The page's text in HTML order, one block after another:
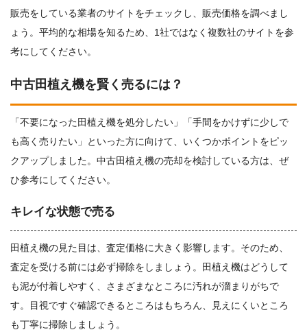
販売をしている業者のサイトをチェックし、販売価格を調べまし
ょう。平均的な相場を知るため、1社ではなく複数社のサイトを参
考にしてください。
中古田植え機を賢く売るには？
「不要になった田植え機を処分したい」「手間をかけずに少しで
も高く売りたい」といった方に向けて、いくつかポイントをピッ
クアップしました。中古田植え機の売却を検討している方は、ぜ
ひ参考にしてください。
キレイな状態で売る
田植え機の見た目は、査定価格に大きく影響します。そのため、
査定を受ける前には必ず掃除をしましょう。田植え機はどうして
も泥が付着しやすく、さまざまなところに汚れが溜まりがちで
す。目視ですぐ確認できるところはもちろん、見えにくいところ
も丁寧に掃除しましょう。